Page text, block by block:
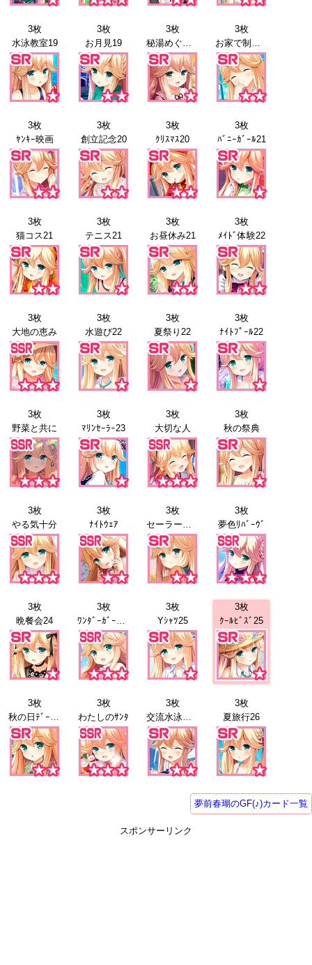
3枚
水泳教室19
3枚
お月見19
3枚
秘湯めぐり19
3枚
お家で制服19
3枚
ﾔﾝｷｰ映画
3枚
創立記念20
3枚
ｸﾘｽﾏｽ20
3枚
ﾊﾞﾆｰｶﾞｰﾙ21
3枚
猫コス21
3枚
テニス21
3枚
お昼休み21
3枚
ﾒｲﾄﾞ体験22
3枚
大地の恵み
3枚
水遊び22
3枚
夏祭り22
3枚
ﾅｲﾄﾌﾟｰﾙ22
3枚
野菜と共に
3枚
ﾏﾘﾝｾｰﾗｰ23
3枚
大切な人
3枚
秋の祭典
3枚
やる気十分
3枚
ﾅｲﾄｳｪｱ
3枚
セーラー服24
3枚
夢色ﾘﾊﾞｰｳﾞ
3枚
晩餐会24
3枚
ﾜﾝﾀﾞｰｶﾞｰﾃﾞﾝ
3枚
Yｼｬﾂ25
3枚
ｸｰﾙﾋﾞｽﾞ25
3枚
秋の日ﾃﾞｰﾄ25
3枚
わたしのｻﾝﾀ
3枚
交流水泳会26
3枚
夏旅行26
夢前春瑚のGF(♪)カード一覧
スポンサーリンク